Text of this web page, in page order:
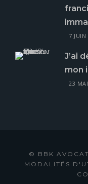
7 JUIN
J’ai
mon
23
© BBK
MODALITÉS